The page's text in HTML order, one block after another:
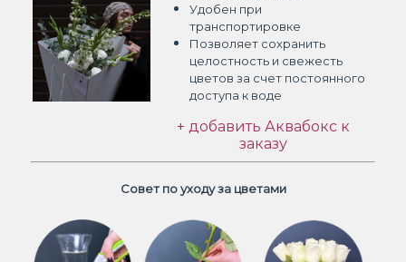
Удобен при
транспортировке
Позволяет сохранить
целостность и свежесть
цветов за счет постоянного
доступа к воде
+ добавить Аквабокс к
заказу
Совет по уходу за цветами